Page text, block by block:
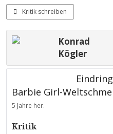
Kritik schreiben
Konrad
Kögler
Barbie Girl-
5 Jahre her.
Kritik